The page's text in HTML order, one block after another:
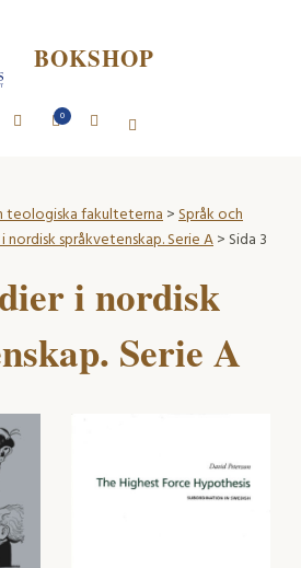
BOKSHOP
0
teologiska fakulteterna>Språk och
nordisk språkvetenskap. Serie A> Sida 3
i nordisk
Serie A